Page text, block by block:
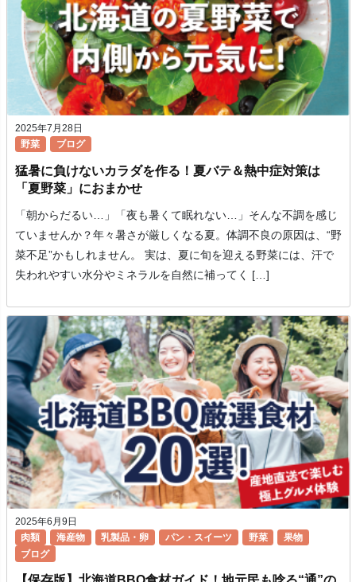
2025年7月28日
野菜
ブログ
猛暑に負けないカラダを作る！夏バテ＆熱中症対策は
「夏野菜」におまかせ
「朝からだるい…」「夜も暑くて眠れない…」そんな不調を感じ
ていませんか？年々暑さが厳しくなる夏。体調不良の原因は、“野
菜不足”かもしれません。 実は、夏に旬を迎える野菜には、汗で
失われやすい水分やミネラルを自然に補ってく […]
2025年6月9日
肉類
海産物 乳製品・卵 パン・スイーツ 野菜
果物
ブログ